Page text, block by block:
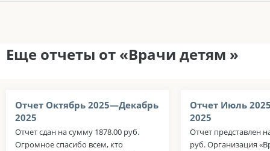
Еще отчеты от «Врачи детям »
Отчет Октябрь 2025—Декабрь
2025
Отчет сдан на сумму 1878.00 руб.
Огромное спасибо всем, кто
Отчет Июль
2025
Отчет представлен
руб. Организация